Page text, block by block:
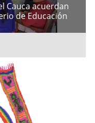
Cauca acuerdan
de Educación